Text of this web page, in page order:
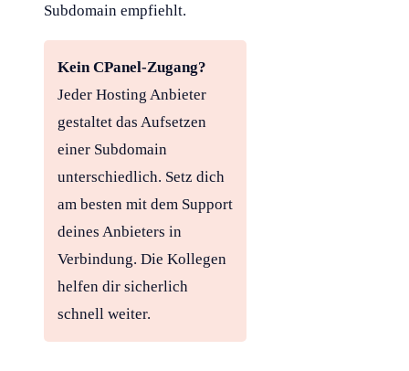
Subdomain empfiehlt.
Kein CPanel-Zugang?
Jeder Hosting Anbieter
gestaltet das Aufsetzen
einer Subdomain
unterschiedlich. Setz dich
am besten mit dem Support
deines Anbieters in
Verbindung. Die Kollegen
helfen dir sicherlich
schnell weiter.